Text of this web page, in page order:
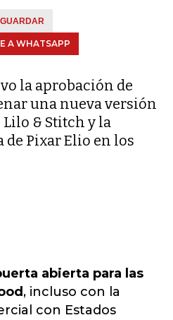
GUARDAR
A WHATSAPP
la aprobación de
una nueva versión
& Stitch y la
Pixar Elio en los
abierta para las
, incluso con la
con Estados